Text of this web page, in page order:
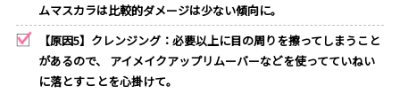
ムマスカラは比較的ダメージは少ない傾向に。
【原因5】クレンジング：必要以上に目の周りを擦ってしまうこと
があるので、 アイメイクアップリムーバーなどを使ってていねい
に落とすことを心掛けて。